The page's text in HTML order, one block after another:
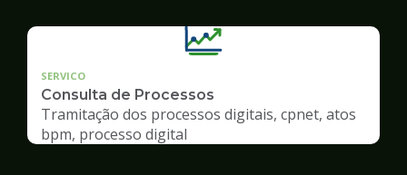
SERVICO
Consulta de Processos
Tramitação dos processos digitais, cpnet, atos
bpm, processo digital